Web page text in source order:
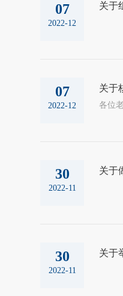
07
2022-12
关于
07
2022-12
关于
30
2022-11
关于
30
2022-11
关于